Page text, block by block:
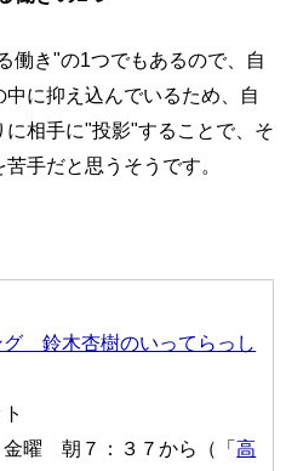
働き"の1つでもあるので、自
に抑え込んでいるため、自
相手に"投影"することで、そ
手だと思うそうです。
グ 鈴木杏樹のいってらっし
曜 朝７：３７から（「高